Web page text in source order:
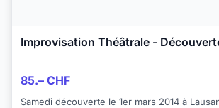
Improvisation Théâtrale -
85.– CHF
Samedi découverte le 1er mars 2014 à